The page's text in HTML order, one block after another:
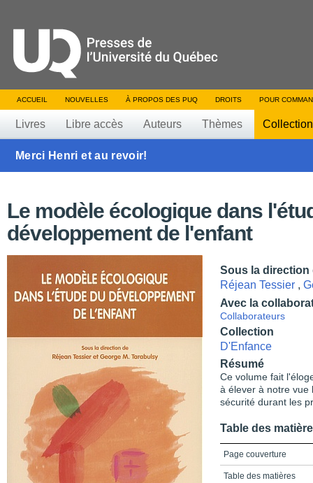
ACCUEIL NOUVELLES À PROPOS DES PUQ DROITS POUR
Livres Libre accès Auteurs Thèmes
Merci Henri et au revoir!
Le modèle écologique dans
développement de l'enfant
Sous la direction
Réjean Tessier ,
Avec la
Collaborateurs
Collection
D'Enfance
Résumé
Ce volume fait
à élever à notre vue
sécurité durant les
Table des
Page couverture
Table des matières